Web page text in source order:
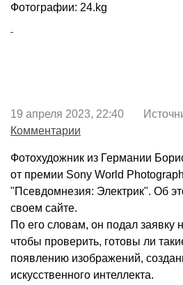
Фотографии: 24.kg
19 апреля 2023, 22:40
Комментарии
Фотохудожник из Германии
от премии Sony World
"Псевдомнезия: Электрик". Об
своем сайте.
По его словам, он подал заявку
чтобы проверить, готовы ли
появлению изображений,
искусственного интеллекта.